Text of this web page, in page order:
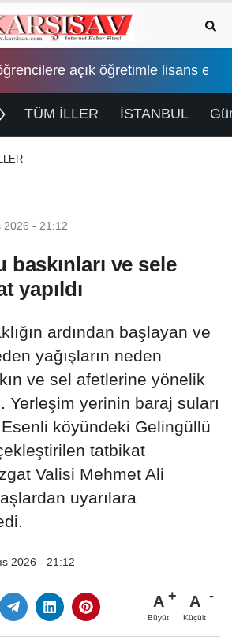
hızlandırıldı
yasa" Adalet Komisyonu'nda:
TÜM İLLER İSTANBUL
2026 - 21:12
baskınları ve sele
yapıldı
ardından başlayan ve
yağışların neden
ve sel afetlerine yönelik
Yerleşim yerinin baraj suları
Esenli köyündeki Gelingüllü
tatbikat
Valisi Mehmet Ali
uyarılara
2026 - 21:12
A
Büyüt
A
Küçült